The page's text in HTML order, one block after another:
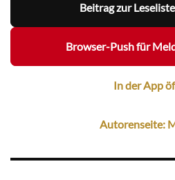
Beitrag zur
Browser-Push für
In der App
Autorenseite: